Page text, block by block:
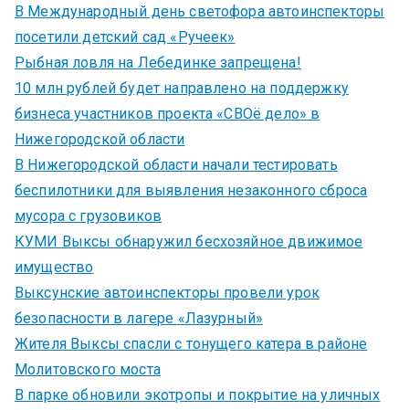
В Международный день светофора автоинспекторы
посетили детский сад «Ручеек»
Рыбная ловля на Лебединке запрещена!
10 млн рублей будет направлено на поддержку
бизнеса участников проекта «СВОё дело» в
Нижегородской области
В Нижегородской области начали тестировать
беспилотники для выявления незаконного сброса
мусора с грузовиков
КУМИ Выксы обнаружил бесхозяйное движимое
имущество
Выксунские автоинспекторы провели урок
безопасности в лагере «Лазурный»
Жителя Выксы спасли с тонущего катера в районе
Молитовского моста
В парке обновили экотропы и покрытие на уличных